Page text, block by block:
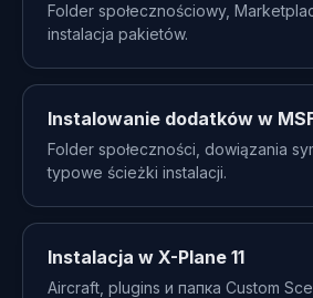
Folder społecznościowy,
instalacja pakietów.
Instalowanie dodatków w
Folder społeczności, dowiązania
typowe ścieżki instalacji.
Instalacja w X-Plane 11
Aircraft, plugins и папка Custom